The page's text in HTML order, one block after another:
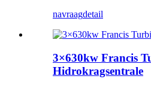
navraagdetail
3×630kw Francis
Hidrokragsentrale